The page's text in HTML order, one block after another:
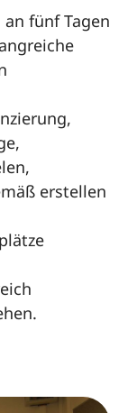
fünf Tagen
erstellen